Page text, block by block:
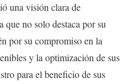
una visión clara de
que no solo destaca por su
por su compromiso en la
y la optimización de sus
para el beneficio de sus